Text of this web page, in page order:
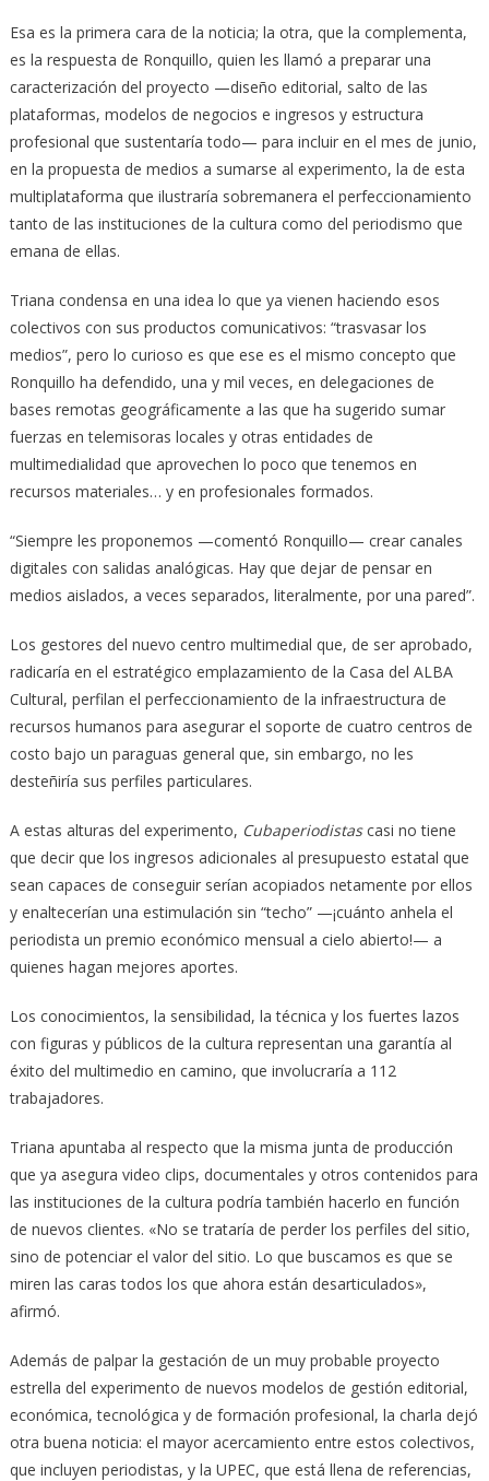
Esa es la primera cara de la noticia; la otra, que la complementa,
es la respuesta de Ronquillo, quien les llamó a preparar una
caracterización del proyecto —diseño editorial, salto de las
plataformas, modelos de negocios e ingresos y estructura
profesional que sustentaría todo— para incluir en el mes de junio,
en la propuesta de medios a sumarse al experimento, la de esta
multiplataforma que ilustraría sobremanera el perfeccionamiento
tanto de las instituciones de la cultura como del periodismo que
emana de ellas.
Triana condensa en una idea lo que ya vienen haciendo esos
colectivos con sus productos comunicativos: “trasvasar los
medios”, pero lo curioso es que ese es el mismo concepto que
Ronquillo ha defendido, una y mil veces, en delegaciones de
bases remotas geográficamente a las que ha sugerido sumar
fuerzas en telemisoras locales y otras entidades de
multimedialidad que aprovechen lo poco que tenemos en
recursos materiales… y en profesionales formados.
“Siempre les proponemos —comentó Ronquillo— crear canales
digitales con salidas analógicas. Hay que dejar de pensar en
medios aislados, a veces separados, literalmente, por una pared”.
Los gestores del nuevo centro multimedial que, de ser aprobado,
radicaría en el estratégico emplazamiento de la Casa del ALBA
Cultural, perfilan el perfeccionamiento de la infraestructura de
recursos humanos para asegurar el soporte de cuatro centros de
costo bajo un paraguas general que, sin embargo, no les
desteñiría sus perfiles particulares.
A estas alturas del experimento, Cubaperiodistascasi no tiene
que decir que los ingresos adicionales al presupuesto estatal que
sean capaces de conseguir serían acopiados netamente por ellos
y enaltecerían una estimulación sin “techo” —¡cuánto anhela el
periodista un premio económico mensual a cielo abierto!— a
quienes hagan mejores aportes.
Los conocimientos, la sensibilidad, la técnica y los fuertes lazos
con figuras y públicos de la cultura representan una garantía al
éxito del multimedio en camino, que involucraría a 112
trabajadores.
Triana apuntaba al respecto que la misma junta de producción
que ya asegura video clips, documentales y otros contenidos para
las instituciones de la cultura podría también hacerlo en función
de nuevos clientes. «No se trataría de perder los perfiles del sitio,
sino de potenciar el valor del sitio. Lo que buscamos es que se
miren las caras todos los que ahora están desarticulados»,
afirmó.
Además de palpar la gestación de un muy probable proyecto
estrella del experimento de nuevos modelos de gestión editorial,
económica, tecnológica y de formación profesional, la charla dejó
otra buena noticia: el mayor acercamiento entre estos colectivos,
que incluyen periodistas, y la UPEC, que está llena de referencias,